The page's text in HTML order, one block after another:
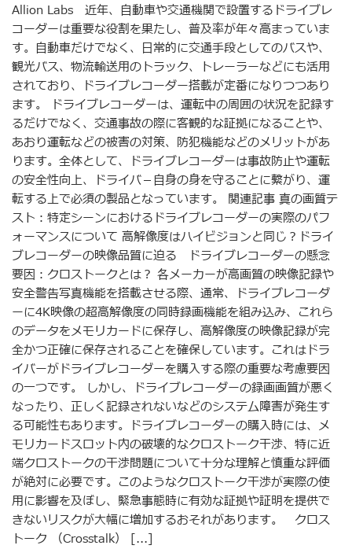
Allion Labs 近年、自動車や交通機関で設置するドライブレ
コーダーは重要な役割を果たし、普及率が年々高まっていま
す。自動車だけでなく、日常的に交通手段としてのバスや、
観光バス、物流輸送用のトラック、トレーラーなどにも活用
されており、ドライブレコーダー搭載が定番になりつつあり
ます。 ドライブレコーダーは、運転中の周囲の状況を記録す
るだけでなく、交通事故の際に客観的な証拠になることや、
あおり運転などの被害の対策、防犯機能などのメリットがあ
ります。全体として、ドライブレコーダーは事故防止や運転
の安全性向上、ドライバ－自身の身を守ることに繋がり、運
転する上で必須の製品となっています。 関連記事 真の画質テ
スト：特定シーンにおけるドライブレコーダーの実際のパフ
ォーマンスについて 高解像度はハイビジョンと同じ？ドライ
ブレコーダーの映像品質に迫る ドライブレコーダーの懸念
要因：クロストークとは？ 各メーカーが高画質の映像記録や
安全警告写真機能を搭載させる際、通常、ドライブレコーダ
ーに4K映像の超高解像度の同時録画機能を組み込み、これら
のデータをメモリカードに保存し、高解像度の映像記録が完
全かつ正確に保存されることを確保しています。これはドラ
イバーがドライブレコーダーを購入する際の重要な考慮要因
の一つです。 しかし、ドライブレコーダーの録画画質が悪く
なったり、正しく記録されないなどのシステム障害が発生す
る可能性もあります。ドライブレコーダーの購入時には、メ
モリカードスロット内の破壊的なクロストーク干渉、特に近
端クロストークの干渉問題について十分な理解と慎重な評価
が絶対に必要です。このようなクロストーク干渉が実際の使
用に影響を及ぼし、緊急事態時に有効な証拠や証明を提供で
きないリスクが大幅に増加するおそれがあります。 クロス
トーク （Crosstalk） [...]